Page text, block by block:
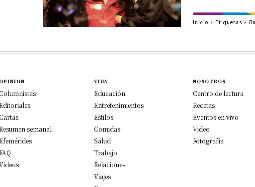
Inicio Etiquetas
OPINION
Columnistas
Cartas
semanal
VIDA
Educación
Entretenimientos
Estilos
Comidas
Salud
Trabajo
Relaciones
Viajes
NOSOTROS
Centro de lectura
Recetas
Eventos en vivo
Video
Fotografía